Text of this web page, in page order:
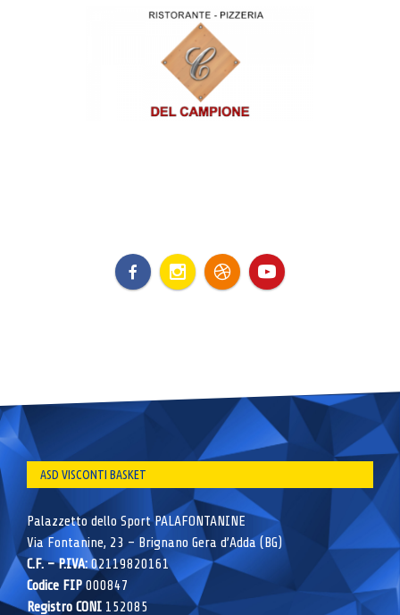
ASD VISCONTI BASKET
Palazzetto dello Sport PALAFONTANINE
Via Fontanine, 23 – Brignano Gera d’Adda (BG)
C.F. – P.IVA:02119820161
Codice FIP000847
Registro CONI 152085